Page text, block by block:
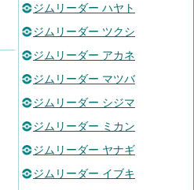
ジムリーダー ハヤト
ジムリーダー ツクシ
ジムリーダー アカネ
ジムリーダー マツバ
ジムリーダー シジマ
ジムリーダー ミカン
ジムリーダー ヤナギ
ジムリーダー イブキ